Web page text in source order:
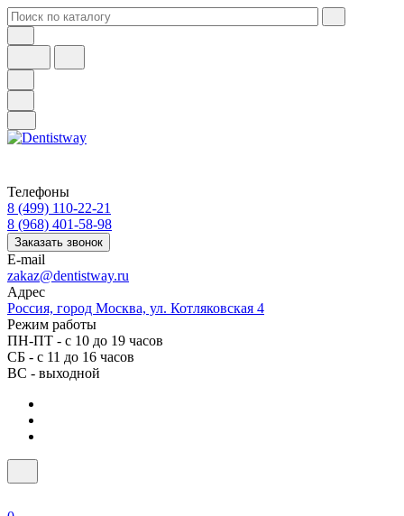
Телефоны
8 (499) 110-22-21
8 (968) 401-58-98
Заказать звонок
E-mail
zakaz@dentistway.ru
Адрес
Россия, город Москва, ул. Котляковская 4
Режим работы
ПН-ПТ - с 10 до 19 часов
СБ - с 11 до 16 часов
ВС - выходной